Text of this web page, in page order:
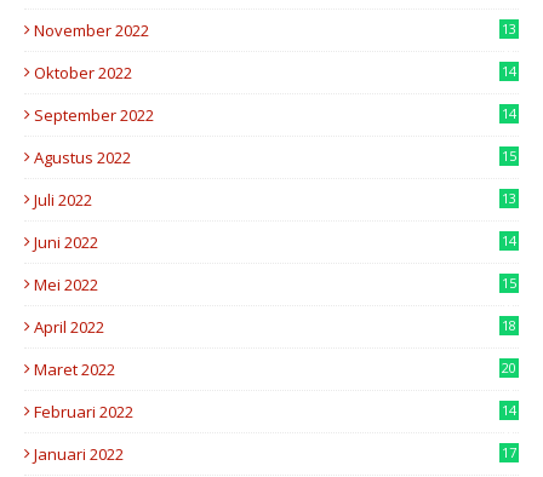
November 2022
13
Oktober 2022
14
September 2022
14
Agustus 2022
15
Juli 2022
13
Juni 2022
14
Mei 2022
15
April 2022
18
Maret 2022
20
Februari 2022
14
Januari 2022
17